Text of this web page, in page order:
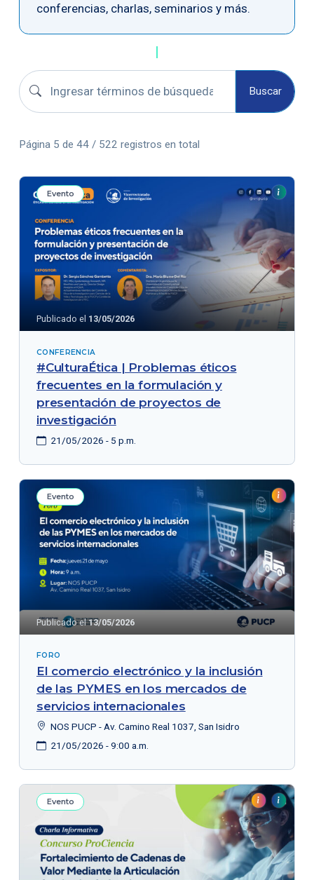
conferencias, charlas, seminarios y más.
Buscar convocatorias Buscar
Página 5 de 44 / 522 registros en total
Evento
Publicado el 13/05/2026
CONFERENCIA
#CulturaÉtica | Problemas éticos
frecuentes en la formulación y
presentación de proyectos de
investigación
21/05/2026 - 5 p.m.
Evento
Publicado el13/05/2026
FORO
El comercio electrónico y la inclusión
de las PYMES en los mercados de
servicios internacionales
NOS PUCP - Av. Camino Real 1037, San Isidro
21/05/2026 - 9:00 a.m.
Evento